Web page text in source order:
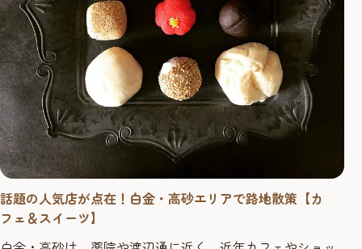
話題の人気店が点在！白金・高砂エリアで路地散策【カ
フェ＆スイーツ】